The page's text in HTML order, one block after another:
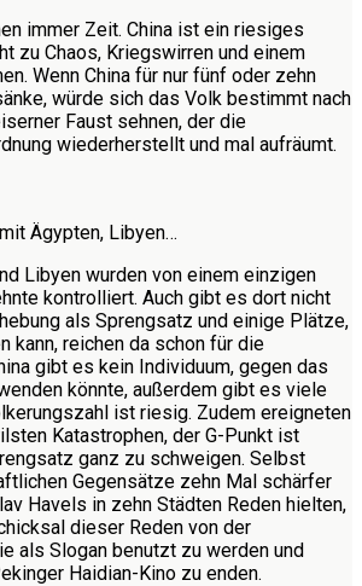
immer Zeit. China ist ein riesiges
zu Chaos, Kriegswirren und einem
Wenn China für nur fünf oder zehn
würde sich das Volk bestimmt nach
Faust sehnen, der die
wiederherstellt und mal aufräumt.
Ägypten, Libyen…
Libyen wurden von einem einzigen
kontrolliert. Auch gibt es dort nicht
als Sprengsatz und einige Plätze,
kann, reichen da schon für die
gibt es kein Individuum, gegen das
könnte, außerdem gibt es viele
ist riesig. Zudem ereigneten
Katastrophen, der G-Punkt ist
ganz zu schweigen. Selbst
Gegensätze zehn Mal schärfer
Havels in zehn Städten Reden hielten,
dieser Reden von der
als Slogan benutzt zu werden und
Haidian-Kino zu enden.